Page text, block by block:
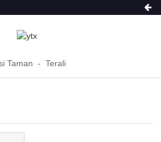
Taman Terali